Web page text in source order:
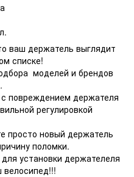
ваш держатель выглядит
списке!
моделей и брендов
повреждением держателя
регулировкой
просто новый держатель
поломки.
установки держателеля
велосипед!!!